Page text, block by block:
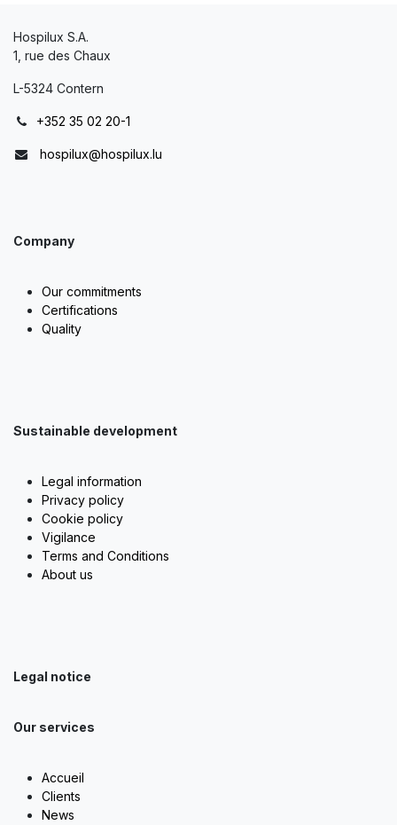
Hospilux S.A.
1, rue des Chaux
L-5324 Contern
+352 35 02 20-1
hospilux@hospilux.lu
Company
Our commitments
Certifications
Quality
Sustainable development
Legal information
Privacy policy
Cookie policy
Vigilance
Terms and Conditions
About us
Legal notice
Our services
Accueil
Clients
News